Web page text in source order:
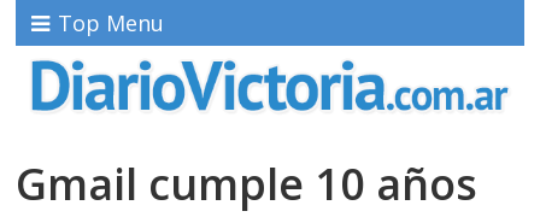
Top Menu
Gmail cumple 10 años